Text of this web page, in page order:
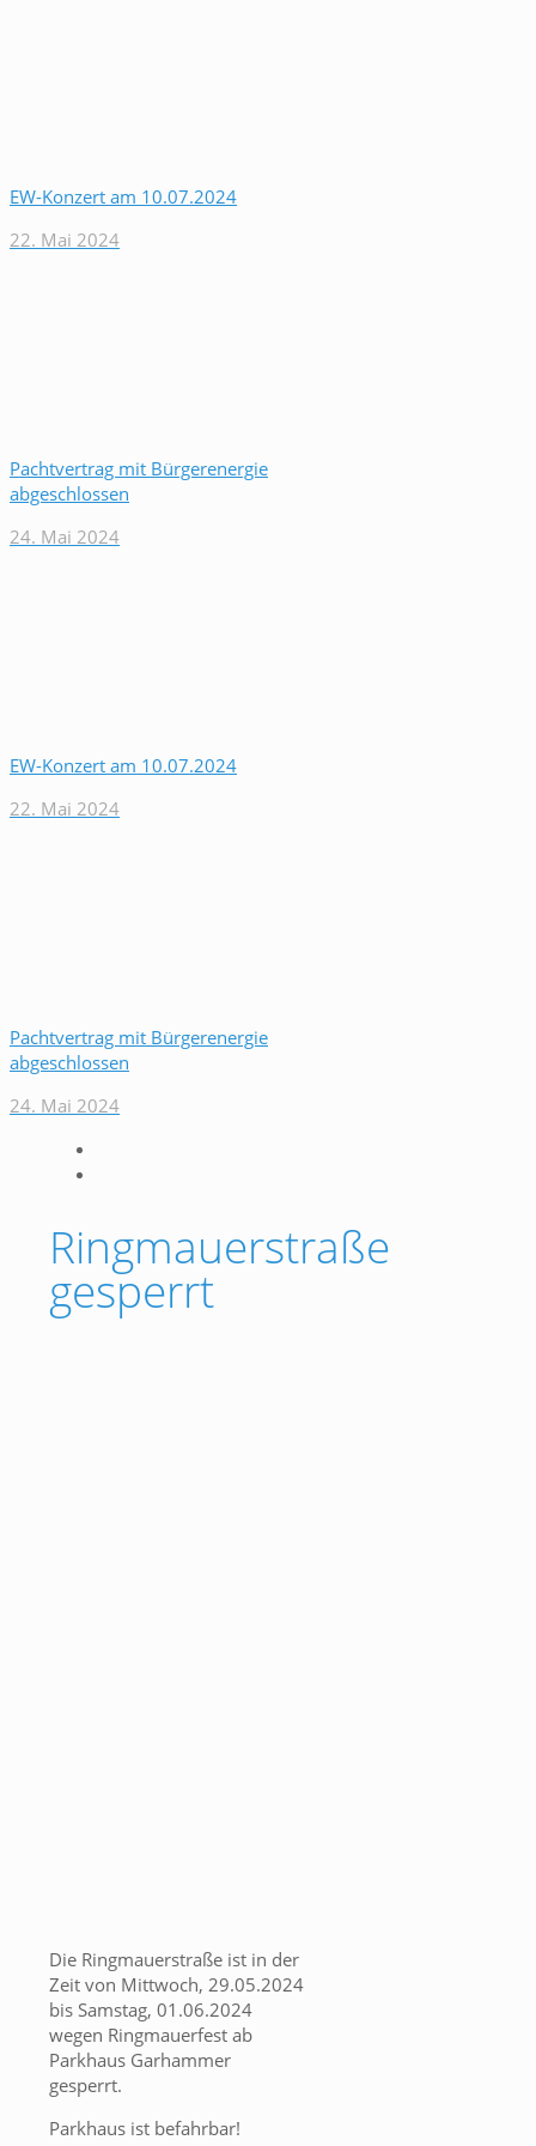
EW-Konzert am 10.07.2024
22. Mai 2024
Pachtvertrag mit Bürgerenergie
abgeschlossen
24. Mai 2024
EW-Konzert am 10.07.2024
22. Mai 2024
Pachtvertrag mit Bürgerenergie
abgeschlossen
24. Mai 2024
Ringmauerstraße
gesperrt
Die Ringmauerstraße ist in der
Zeit von Mittwoch, 29.05.2024
bis Samstag, 01.06.2024
wegen Ringmauerfest ab
Parkhaus Garhammer
gesperrt.
Parkhaus ist befahrbar!